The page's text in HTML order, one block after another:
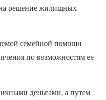
решение жилищных
семейной помощи
по возможностям ее
деньгами, а путем